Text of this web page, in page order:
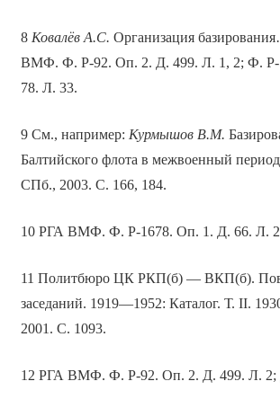
8 Ковалёв А.С. Организация
ВМФ. Ф. Р-92. Оп. 2. Д. 499. Л. 1, 2; Ф. Р-
78. Л. 33.
9 См., например: Курмышов В.М.
Балтийского флота в межвоенный
СПб., 2003. С. 166, 184.
10 РГА ВМФ. Ф. Р-1678. Оп. 1. Д. 66. Л.
11 Политбюро ЦК РКП(б) — ВКП(б).
заседаний. 1919—1952: Каталог. Т. II.
2001. С. 1093.
12 РГА ВМФ. Ф. Р-92. Оп. 2. Д. 499. Л. 2;